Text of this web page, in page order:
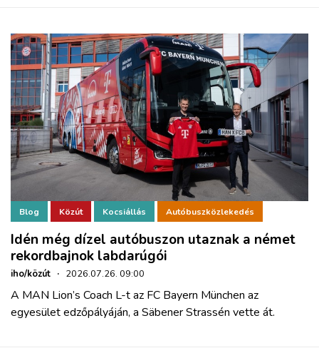
Blog Közút Kocsiállás Autóbuszközlekedés
Idén még dízel autóbuszon utaznak a német
rekordbajnok labdarúgói
iho/közút · 2026.07.26. 09:00
A MAN Lion’s Coach L-t az FC Bayern München az
egyesület edzőpályáján, a Säbener Strassén vette át.